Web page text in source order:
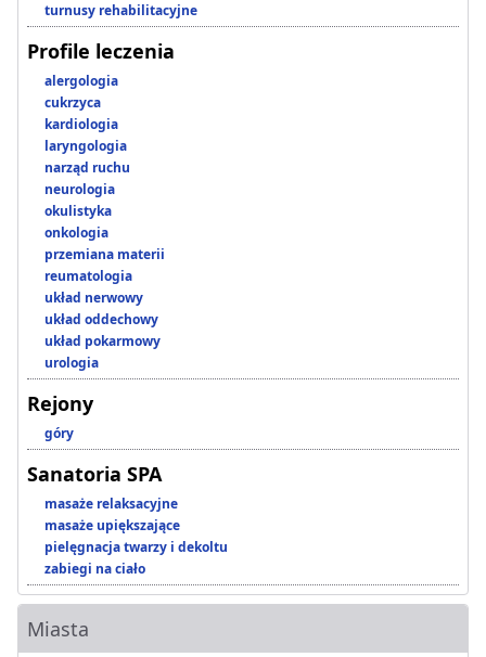
turnusy rehabilitacyjne
Profile leczenia
alergologia
cukrzyca
kardiologia
laryngologia
narząd ruchu
neurologia
okulistyka
onkologia
przemiana materii
reumatologia
układ nerwowy
układ oddechowy
układ pokarmowy
urologia
Rejony
góry
Sanatoria SPA
masaże relaksacyjne
masaże upiększające
pielęgnacja twarzy i dekoltu
zabiegi na ciało
Miasta